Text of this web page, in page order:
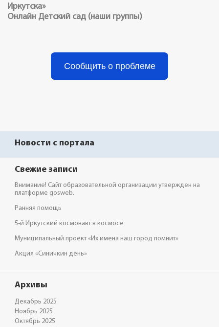
Сообщить о проблеме
Иркутска»
Онлайн Детский сад (наши группы)
Новости с портала
Свежие записи
Внимание! Сайт образовательной организации утвержден на
платформе gosweb.
Ранняя помощь
5-й Иркутский космонавт в космосе
Муниципальный проект «Их имена наш город помнит»
Акция «Синичкин день»
Архивы
Декабрь 2025
Ноябрь 2025
Октябрь 2025